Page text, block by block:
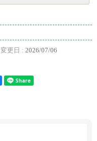
変更日 : 2026/07/06